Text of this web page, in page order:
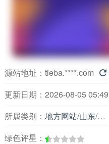
源站地址： tieba.****.com 
更新日期：2026-08-05
所属类别： 地方网站/山东/论
绿色评星：